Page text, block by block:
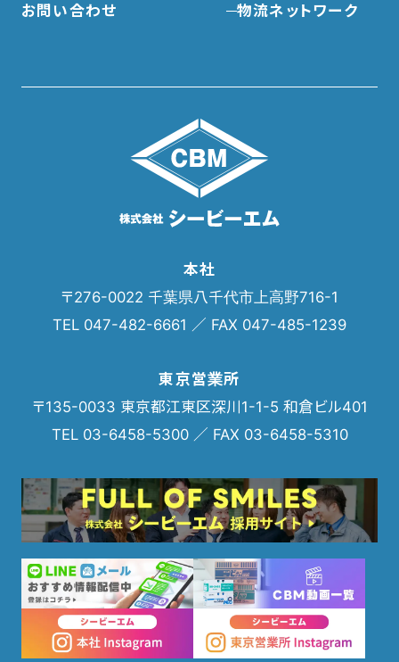
本社
〒276-0022 千葉県八千代市上高野716-1
TEL 047-482-6661 ／ FAX 047-485-1239
東京営業所
〒135-0033 東京都江東区深川1-1-5 和倉ビル401
TEL 03-6458-5300 ／ FAX 03-6458-5310
物流ネットワーク
お問い合わせ